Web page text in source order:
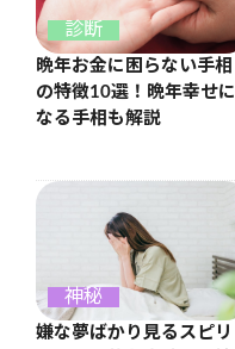
診断
晩年お金に困らない手相
の特徴10選！晩年幸せに
なる手相も解説
神秘
嫌な夢ばかり見るスピリ